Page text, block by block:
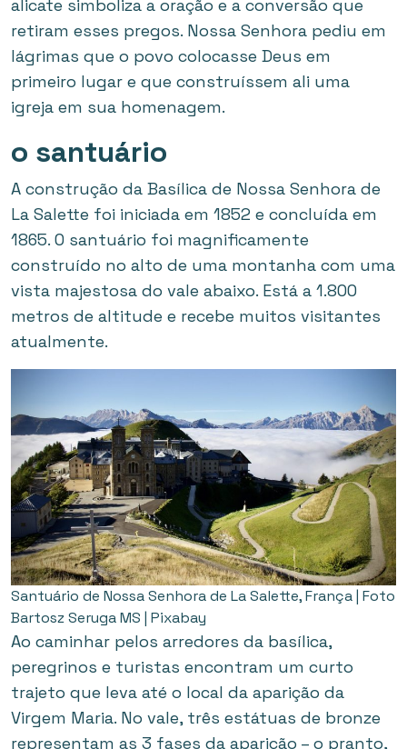
alicate simboliza a oração e a conversão que
retiram esses pregos. Nossa Senhora pediu em
lágrimas que o povo colocasse Deus em
primeiro lugar e que construíssem ali uma
igreja em sua homenagem.
o santuário
A construção da Basílica de Nossa Senhora de
La Salette foi iniciada em 1852 e concluída em
1865. O santuário foi magnificamente
construído no alto de uma montanha com uma
vista majestosa do vale abaixo. Está a 1.800
metros de altitude e recebe muitos visitantes
atualmente.
Santuário de Nossa Senhora de La Salette, França | Foto
Bartosz Seruga MS | Pixabay
Ao caminhar pelos arredores da basílica,
peregrinos e turistas encontram um curto
trajeto que leva até o local da aparição da
Virgem Maria. No vale, três estátuas de bronze
representam as 3 fases da aparição – o pranto,